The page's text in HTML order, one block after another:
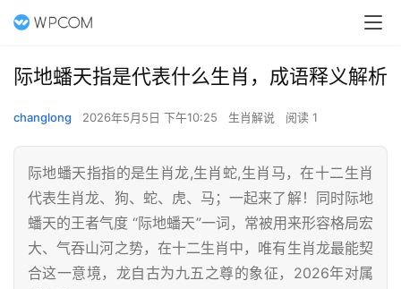
际地蟠天指是代表什么生肖，成语释义解析
changlong 2026年5月5日 下午10:25 生肖解说 阅读 1
际地蟠天指指的是生肖龙,生肖蛇,生肖马，在十二生肖
代表生肖龙、狗、蛇、虎、马；一起来了解！同时际地
蟠天的王者气度 “际地蟠天”一词，常被用来形容格局宏
大、气吞山河之势，在十二生肖中，唯有生肖龙最能契
合这一意境，龙自古为九五之尊的象征，2026年对属